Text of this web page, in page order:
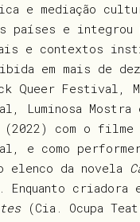
e mediação
países e
e contextos
em mais de
Queer Festival,
Luminosa
(2022) com o filme
e como
elenco da novela
Enquanto
(Cia. Ocupa